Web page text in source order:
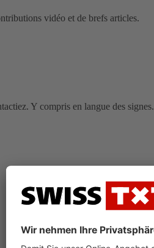
vidéo et de brefs articles.
Y compris en langue des signes.